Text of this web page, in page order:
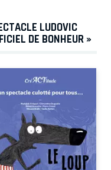
LUDOVIC
DE BONHEUR »